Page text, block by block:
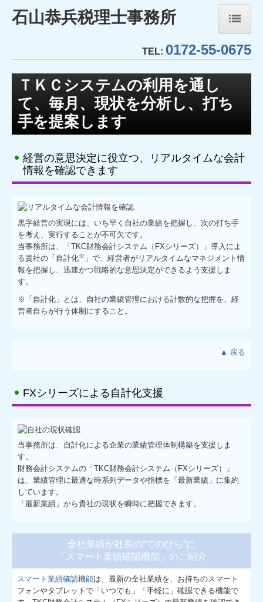
事務所紹介
経営理念
業務内容
TKCシステムのご紹介
TKCモニタリング情報サービス
社会福祉法人会計DB
FX4クラウド(社福)
社会福祉法人経営指標
石山恭兵税理士事務所
TEL: 0172-55-0675
ＴＫＣシステムの利用を通し
て、毎月、現状を分析し、打ち
手を提案します
経営の意思決定に役立つ、リアルタイムな会計
情報を確認できます
黒字経営の実現には、いち早く自社の業績を把握し、次の打ち手
を考え、実行することが不可欠です。
当事務所は、「TKC財務会計システム（FXシリーズ）」導入によ
る貴社の「自計化※ 」で、経営者がリアルタイムなマネジメント情
報を把握し、迅速かつ戦略的な意思決定ができるよう支援しま
す。
※「自計化」とは、自社の業績管理における計数的な把握を、経
営者自らが行う体制にすること。
▲ 戻る
FXシリーズによる自計化支援
当事務所は、自計化による企業の業績管理体制構築を支援しま
す。
財務会計システムの「TKC財務会計システム（FXシリーズ）」
は、業績管理に最適な時系列データや指標を「最新業績」に集約
しています。
「最新業績」から貴社の現状を瞬時に把握できます。
全社業績が社長の“てのひら”に
「スマート業績確認機能」のご紹介
スマート業績確認機能は、最新の全社業績を、お持ちのスマート
フォンやタブレットで「いつでも」「手軽に」確認できる機能で